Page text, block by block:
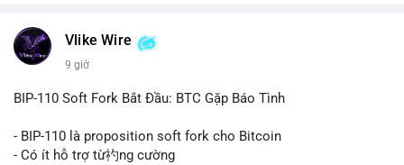
này có thể phản ánh ba kịch bản chính: thứ nhất, cá voi đang
chuẩn bị thanh khoản bằng cách chuyển lên sàn giao dịch, tạo
để nắm giữ dài hạn, thể hiện niềm tin vào xu hướng tăng; thứ
tán rủi ro. Với mức giá 65K, khối lượng này không quá lớn để
gây sốc thanh khoản tức thời, nhưng vẫn đủ sức tạo biến động
Vlike Wire
9 giờ
BIP-110 Soft Fork Bắt Đầu: BTC Gặp Báo Tình
- BIP-110 là proposition soft fork cho Bitcoin
- Có ít hỗ trợ từ礿ng cường